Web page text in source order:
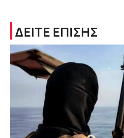
ΔΕΙΤΕ ΕΠΙΣΗΣ